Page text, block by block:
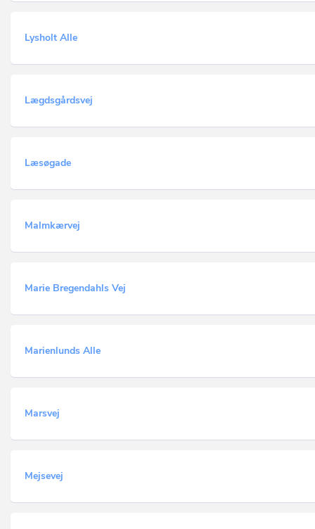
Lysholt Alle
Lægdsgårdsvej
Læsøgade
Malmkærvej
Marie Bregendahls Vej
Marienlunds Alle
Marsvej
Mejsevej